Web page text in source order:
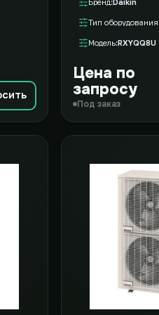
Бренд Daikin
Тип оборудования
Модель RXYQQ8U
Цена по
запросу
Под заказ